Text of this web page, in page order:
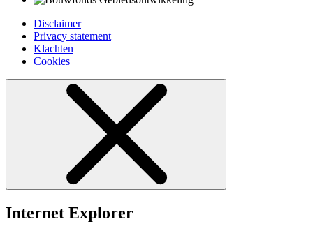
Disclaimer
Privacy statement
Klachten
Cookies
Internet Explorer